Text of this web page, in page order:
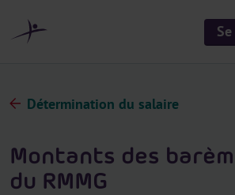
Détermination du salaire
Montants des
du RMMG